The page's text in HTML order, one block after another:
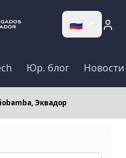
🇷🇺
Юр. блог Новости
Эквадор